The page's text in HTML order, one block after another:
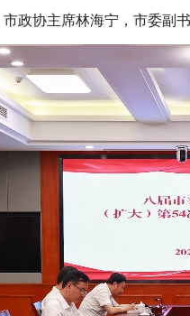
政协主席林海宁，市委副